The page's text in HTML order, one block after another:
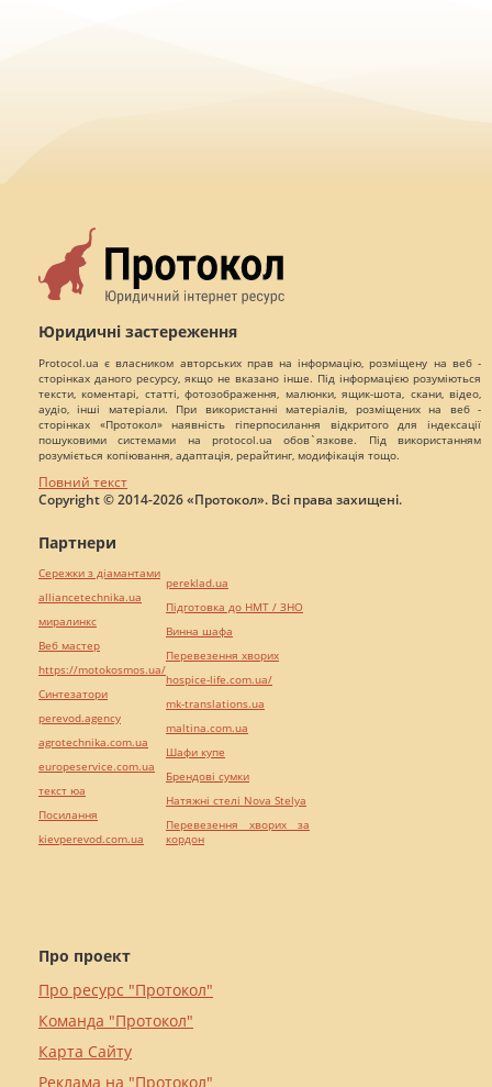
Юридичні застереження
Protocol.ua є власником авторських прав на інформацію, розміщену на веб -
сторінках даного ресурсу, якщо не вказано інше. Під інформацією розуміються
тексти, коментарі, статті, фотозображення, малюнки, ящик-шота, скани, відео,
аудіо, інші матеріали. При використанні матеріалів, розміщених на веб -
сторінках «Протокол» наявність гіперпосилання відкритого для індексації
пошуковими системами на protocol.ua обов`язкове. Під використанням
розуміється копіювання, адаптація, рерайтинг, модифікація тощо.
Повний текст
Copyright © 2014-2026 «Протокол». Всі права захищені.
Про проект
Про ресурс "Протокол"
Команда "Протокол"
Карта Сайту
Реклама на "Протокол"
Партнери
Сережки з діамантами
alliancetechnika.ua
миралинкс
Веб мастер
https://motokosmos.ua/
Синтезатори
perevod.agency
agrotechnika.com.ua
europeservice.com.ua
текст юа
Посилання
kievperevod.com.ua
pereklad.ua
Підготовка до НМТ / ЗНО
Винна шафа
Перевезення хворих
hospice-life.com.ua/
mk-translations.ua
maltina.com.ua
Шафи купе
Брендові сумки
Натяжні стелі Nova Stelya
Перевезення хворих за
кордон